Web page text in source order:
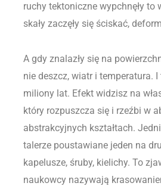
ruchy tektoniczne wypchnęły to
skały zaczęły się ściskać,
A gdy znalazły się na
nie deszcz, wiatr i temperatura.
miliony lat. Efekt widzisz na
który rozpuszcza się i rzeźbi w
abstrakcyjnych kształtach.
talerze poustawiane jeden na
kapelusze, śruby, kielichy. To
naukowcy nazywają